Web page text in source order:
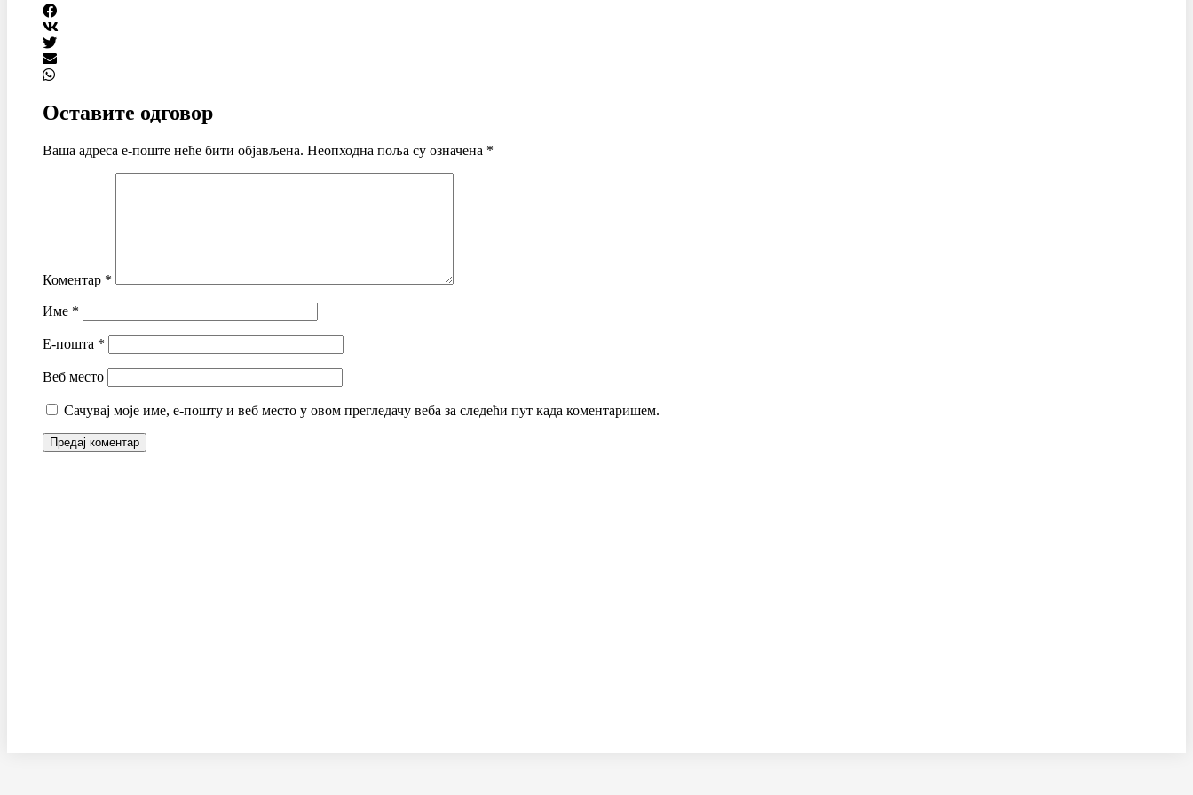
Оставите одговор
Ваша адреса е-поште неће бити објављена. Неопходна поља су означена *
Коментар *
Име *
Е-пошта *
Веб место
Сачувај моје име, е-пошту и веб место у овом прегледачу веба за следећи пут када коментаришем.